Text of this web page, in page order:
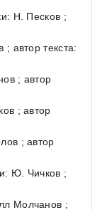
Н. Песков ;
автор текста:
; автор
; автор
; автор
Ю. Чичков ;
Молчанов ;